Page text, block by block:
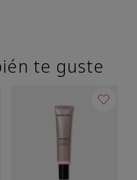
te guste